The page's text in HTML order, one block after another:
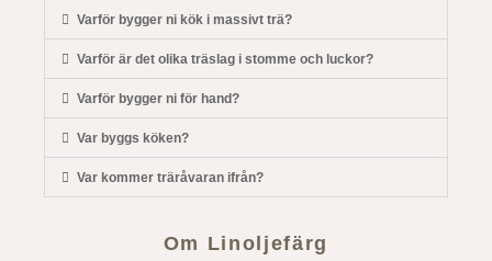
Varför bygger ni kök i massivt trä?
Varför är det olika träslag i stomme och luckor?
Varför bygger ni för hand?
Var byggs köken?
Var kommer träråvaran ifrån?
Om Linoljefärg